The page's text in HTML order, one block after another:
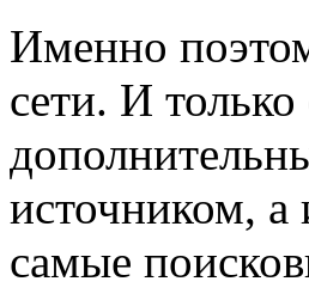
Именно
сети. И
источником, а
самые